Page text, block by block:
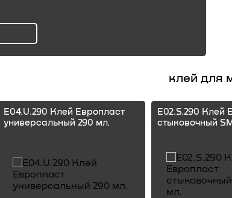
клей для
E04.U.290 Клей Европласт
универсальный 290 мл.
E02.S.290 Клей
стыковочный